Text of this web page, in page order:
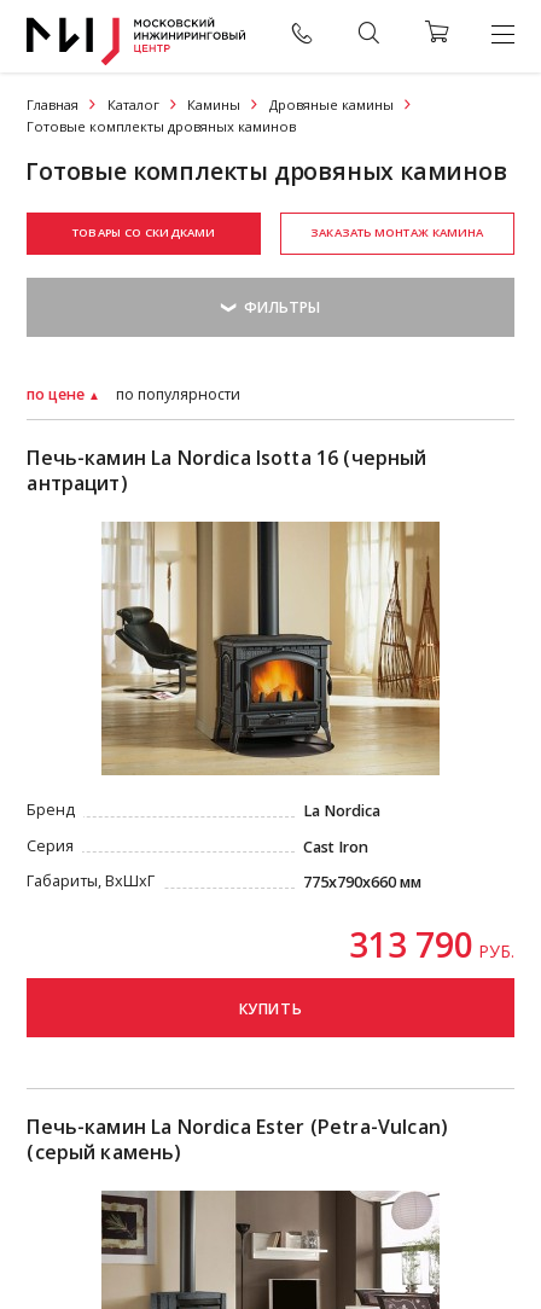
Главная Каталог Камины
Дровяные камины
Готовые комплекты дровяных каминов
Готовые комплекты дровяных каминов
ТОВАРЫ СО СКИДКАМИ ЗАКАЗАТЬ МОНТАЖ КАМИНА
по цене по популярности
Печь-камин La Nordica Isotta 16 (черный
антрацит)
Бренд
La Nordica
Серия
Cast Iron
Габариты, ВxШxГ
775x790x660 мм
313 790 РУБ.
КУПИТЬ
Печь-камин La Nordica Ester (Petra-Vulcan)
(серый камень)